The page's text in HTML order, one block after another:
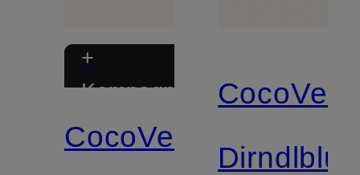
+
Kampagnerabat
CocoVero
CocoVero